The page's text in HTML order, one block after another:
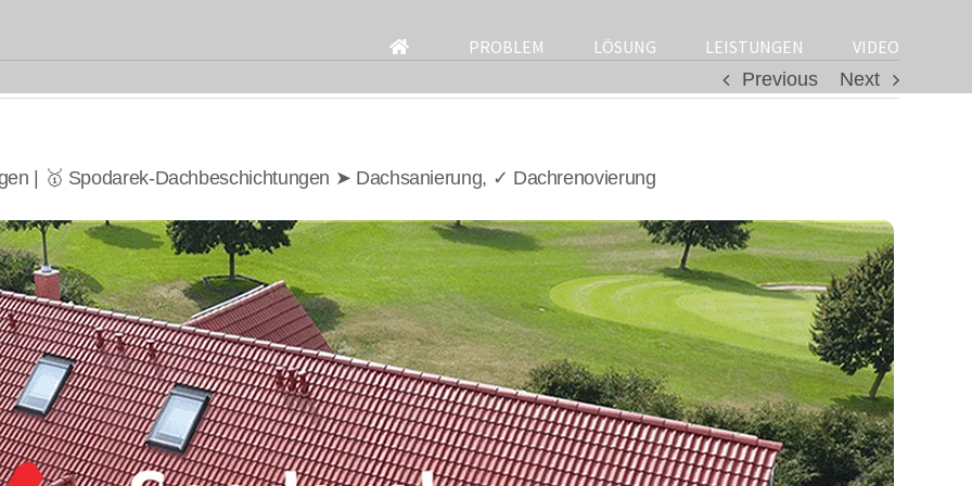
for:
PROBLEM LÖSUNG LEISTUNGEN
VIDEO
Previous
Next
| 🥇 Spodarek-Dachbeschichtungen ➤ Dachsanierung, ✓ Dachrenovierung